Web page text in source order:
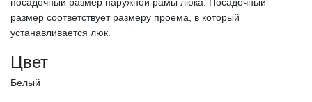
размер соответствует размеру проема, в который
устанавливается люк.
Цвет
Белый